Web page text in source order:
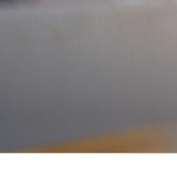
Saltar